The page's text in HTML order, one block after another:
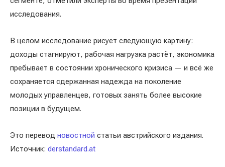
исследования.
В целом исследование рисует следующую картину:
доходы стагнируют, рабочая нагрузка растёт, экономика
пребывает в состоянии хронического кризиса — и всё же
сохраняется сдержанная надежда на поколение
молодых управленцев, готовых занять более высокие
позиции в будущем.
Это перевод новостной статьи австрийского издания.
Источник: derstandard.at